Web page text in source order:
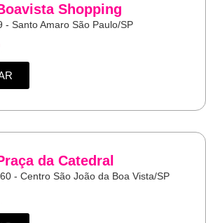
Shopping
- Santo Amaro São Paulo/SP
da Catedral
- Centro São João da Boa Vista/SP